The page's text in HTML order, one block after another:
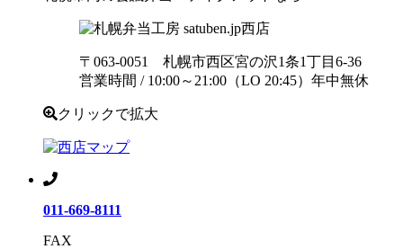
西店
〒063-0051 札幌市西区宮の沢1条1丁目6-36
営業時間 / 10:00～21:00（LO 20:45）年中無休
クリックで拡大
011-669-8111
FAX